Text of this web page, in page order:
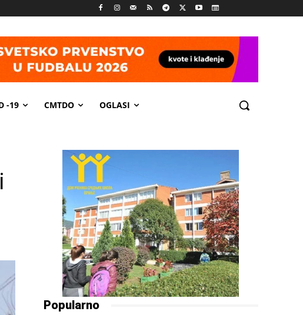
-19 CMTDO OGLASI
Popularno